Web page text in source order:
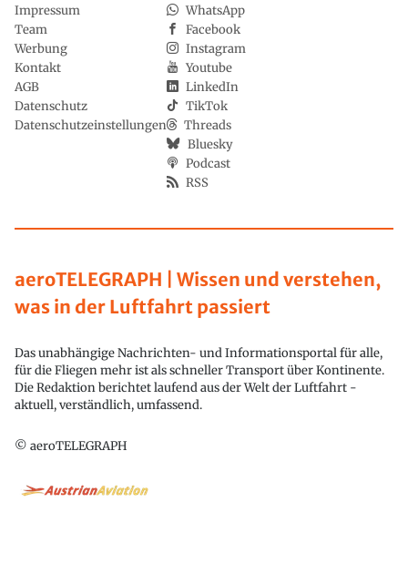
aeroTELEGRAPH | Wissen und verstehen,
was in der Luftfahrt passiert
Das unabhängige Nachrichten- und Informationsportal für alle,
für die Fliegen mehr ist als schneller Transport über Kontinente.
Die Redaktion berichtet laufend aus der Welt der Luftfahrt -
aktuell, verständlich, umfassend.
© aeroTELEGRAPH
Impressum
Team
Werbung
Kontakt
AGB
Datenschutz
Datenschutzeinstellungen
WhatsApp
Facebook
Instagram
Youtube
LinkedIn
TikTok
Threads
Bluesky
Podcast
RSS